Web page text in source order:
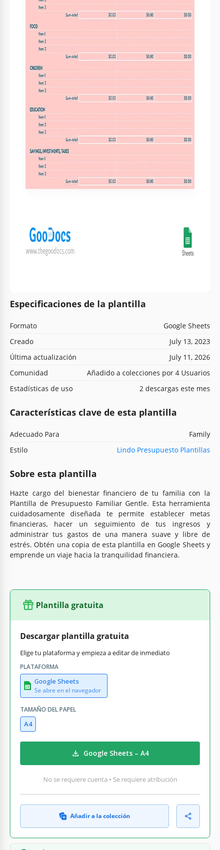
Especificaciones de la plantilla
Formato
Google Sheets
Creado
July 13, 2023
Última actualización
July 11, 2026
Comunidad
Añadido a colecciones por 4 Usuarios
Estadísticas de uso
2 descargas este mes
Características clave de esta plantilla
Adecuado Para
Family
Estilo
Lindo Presupuesto Plantillas
Sobre esta plantilla
Hazte cargo del bienestar financiero de tu familia con la
Plantilla de Presupuesto Familiar Gentle. Esta herramienta
cuidadosamente diseñada te permite establecer metas
financieras, hacer un seguimiento de tus ingresos y
administrar tus gastos de una manera suave y libre de
estrés. Obtén una copia de esta plantilla en Google Sheets y
emprende un viaje hacia la tranquilidad financiera.
Plantilla gratuita
Descargar plantilla gratuita
Elige tu plataforma y empieza a editar de inmediato
PLATAFORMA
Google Sheets
Se abre en el navegador
TAMAÑO DEL PAPEL
A4
Google Sheets – A4
No se requiere cuenta • Se requiere atribución
Añadir a la colección